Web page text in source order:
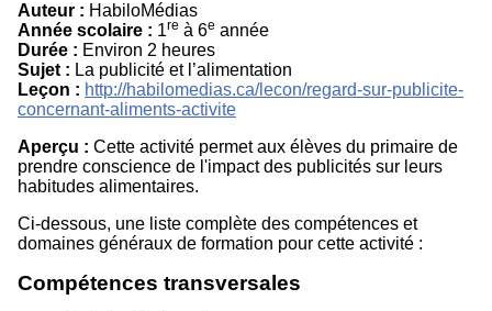
Auteur : HabiloMédias
Année scolaire : 1re à 6e année
Durée : Environ 2 heures
Sujet : La publicité et l’alimentation
Leçon : http://habilomedias.ca/lecon/regard-sur-publicite-
concernant-aliments-activite
Aperçu : Cette activité permet aux élèves du primaire de
prendre conscience de l'impact des publicités sur leurs
habitudes alimentaires.
Ci-dessous, une liste complète des compétences et
domaines généraux de formation pour cette activité :
Compétences transversales